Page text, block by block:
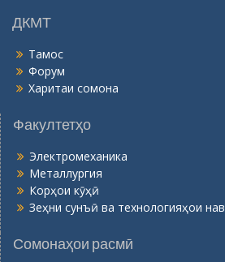
ДКМТ
Тамос
Форум
Харитаи сомона
Факултетҳо
Электромеханика
Металлургия
Корҳои кӯҳӣ
Зеҳни сунъӣ ва технологияҳои нав
Сомонаҳои расмӣ